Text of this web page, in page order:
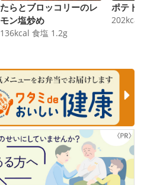
たらとブロッコリーのレ
モン塩炒め
136kcal 食塩 1.2g
ポテト
202kcal